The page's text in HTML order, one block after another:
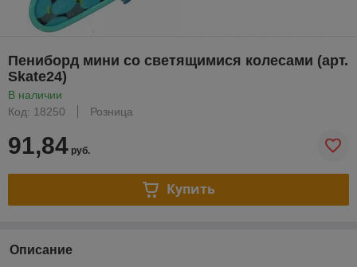
Пениборд мини со светящимися колесами (арт.
Skate24)
В наличии
Код: 18250
Розница
91,84 руб.
Купить
Описание